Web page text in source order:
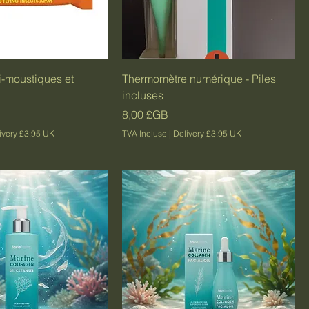
moustiques et
£3.95 UK
Thermomètre numérique - Piles
incluses
Prix
8,00 £GB
TVA Incluse | Delivery £3.95 UK